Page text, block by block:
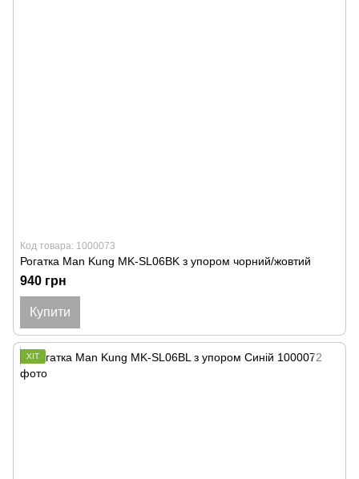
Код товара: 1000073
Рогатка Man Kung MK-SL06BK з упором чорний/жовтий
940 грн
Купити
ХІТ